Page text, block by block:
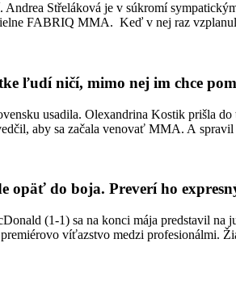
Střeláková je v súkromí
FABRIQ MMA. Keď v nej raz
ľudí ničí, mimo nej im chce
usadila. Olexandrina Kostik prišla
aby sa začala venovať MMA. A
do boja. Preverí ho
(1-1) sa na konci mája predstavil
víťazstvo medzi profesionálmi.